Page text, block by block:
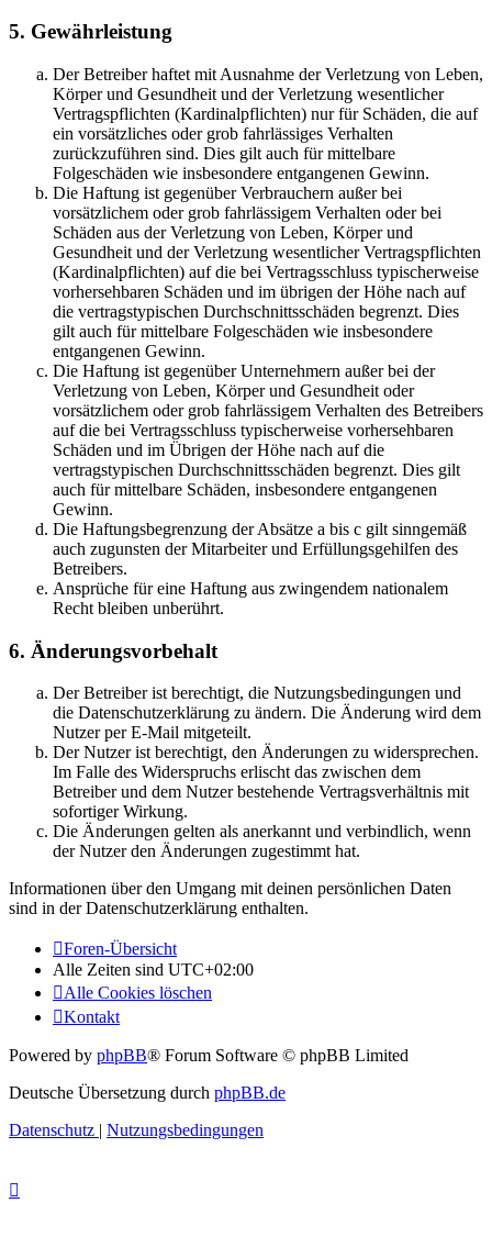
5. Gewährleistung
Der Betreiber haftet mit Ausnahme der Verletzung von Leben,
Körper und Gesundheit und der Verletzung wesentlicher
Vertragspflichten (Kardinalpflichten) nur für Schäden, die auf
ein vorsätzliches oder grob fahrlässiges Verhalten
zurückzuführen sind. Dies gilt auch für mittelbare
Folgeschäden wie insbesondere entgangenen Gewinn.
Die Haftung ist gegenüber Verbrauchern außer bei
vorsätzlichem oder grob fahrlässigem Verhalten oder bei
Schäden aus der Verletzung von Leben, Körper und
Gesundheit und der Verletzung wesentlicher Vertragspflichten
(Kardinalpflichten) auf die bei Vertragsschluss typischerweise
vorhersehbaren Schäden und im übrigen der Höhe nach auf
die vertragstypischen Durchschnittsschäden begrenzt. Dies
gilt auch für mittelbare Folgeschäden wie insbesondere
entgangenen Gewinn.
Die Haftung ist gegenüber Unternehmern außer bei der
Verletzung von Leben, Körper und Gesundheit oder
vorsätzlichem oder grob fahrlässigem Verhalten des Betreibers
auf die bei Vertragsschluss typischerweise vorhersehbaren
Schäden und im Übrigen der Höhe nach auf die
vertragstypischen Durchschnittsschäden begrenzt. Dies gilt
auch für mittelbare Schäden, insbesondere entgangenen
Gewinn.
Die Haftungsbegrenzung der Absätze a bis c gilt sinngemäß
auch zugunsten der Mitarbeiter und Erfüllungsgehilfen des
Betreibers.
Ansprüche für eine Haftung aus zwingendem nationalem
Recht bleiben unberührt.
6. Änderungsvorbehalt
Der Betreiber ist berechtigt, die Nutzungsbedingungen und
die Datenschutzerklärung zu ändern. Die Änderung wird dem
Nutzer per E-Mail mitgeteilt.
Der Nutzer ist berechtigt, den Änderungen zu widersprechen.
Im Falle des Widerspruchs erlischt das zwischen dem
Betreiber und dem Nutzer bestehende Vertragsverhältnis mit
sofortiger Wirkung.
Die Änderungen gelten als anerkannt und verbindlich, wenn
der Nutzer den Änderungen zugestimmt hat.
Informationen über den Umgang mit deinen persönlichen Daten
sind in der Datenschutzerklärung enthalten.
Foren-Übersicht
Alle Zeiten sind UTC+02:00
Alle Cookies löschen
Kontakt
Powered by phpBB® Forum Software © phpBB Limited
Deutsche Übersetzung durch phpBB.de
Datenschutz | Nutzungsbedingungen